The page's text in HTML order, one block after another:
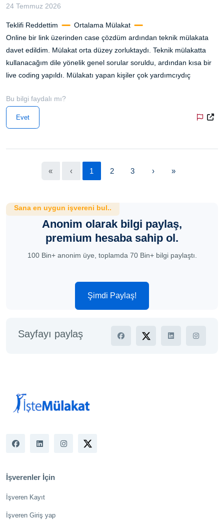
24 Temmuz 2026
Teklifi Reddettim
Ortalama Mülakat
Online bir link üzerinden case çözdüm ardından teknik mülakata
davet edildim. Mülakat orta düzey zorluktaydı. Teknik mülakatta
kullanacağım dile yönelik genel sorular soruldu, ardından kısa bir
live coding yapıldı. Mülakatı yapan kişiler çok yardımcıydıç
Bu bilgi faydalı mı?
Evet
« ‹ 1 2 3 › »
Sana en uygun işvereni bul..
Anonim olarak bilgi paylaş,
premium hesaba sahip ol.
100 Bin+ anonim üye, toplamda 70 Bin+ bilgi paylaştı.
Şimdi Paylaş!
Sayfayı paylaş
İşverenler İçin
İşveren Kayıt
İşveren Giriş yap